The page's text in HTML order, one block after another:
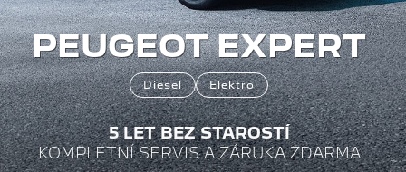
PEUGEOT EXPERT
Diesel Elektro
5 LET BEZ STAROSTÍ
KOMPLETNÍ SERVIS A ZÁRUKA ZDARMA